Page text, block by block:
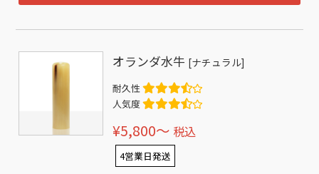
オランダ水牛 [ナチュラル]
耐久性
人気度
¥5,800〜 税込
4営業日発送